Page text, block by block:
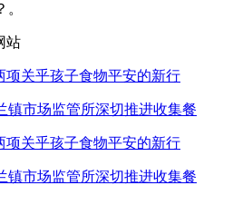
站
项关乎孩子食物平安的新行
镇市场监管所深切推进收集餐
项关乎孩子食物平安的新行
镇市场监管所深切推进收集餐